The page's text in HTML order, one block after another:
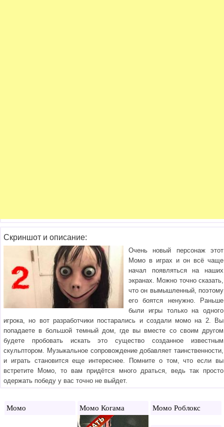
Скриншот и описание:
Очень новый персонаж этот
Момо в играх и он всё чаще
начал появляться на наших
экранах. Можно точно сказать,
что он вымышленный, поэтому
его боятся ненужно. Раньше
были игры только на одного
игрока, но вот разработчики постарались и создали момо на 2. Вы
попадаете в большой темный дом, где вы вместе со своим другом
будете пробовать искать это существо созданное известным
скульптором. Музыкальное сопровождение добавляет таинственности,
и играть становится еще интереснее. Помните о том, что если вы
встретите Момо, то вам придётся много драться, ведь так просто
одержать победу у вас точно не выйдет.
Момо Момо Когама Момо Роблокс